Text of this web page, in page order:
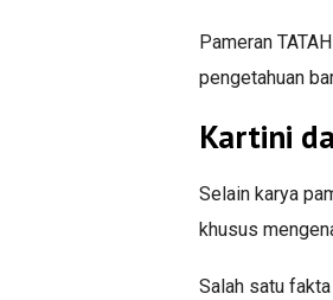
Pameran
pengetahuan
Kartini
Selain karya
khusus
Salah satu